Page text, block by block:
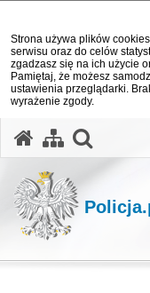
Strona używa plików
serwisu oraz do celów
zgadzasz się na ich użycie
Pamiętaj, że możesz
ustawienia przeglądarki.
wyrażenie zgody.